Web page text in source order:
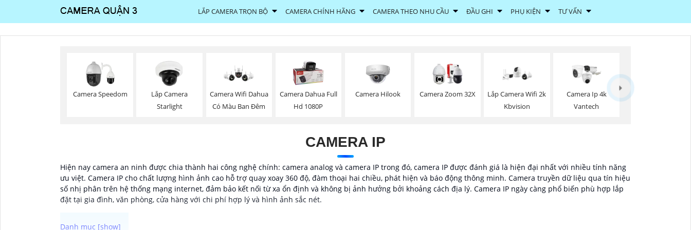
LẮP CAMERA TRỌN BỘ CAMERA CHÍNH HÃNG CAMERA THEO NHU CẦU ĐẦU GHI PHỤ KIỆN TƯ VẤN
Camera Speedom
Lắp Camera
Starlight
Camera Wifi Dahua
Có Màu Ban Đêm
Camera Dahua Full
Hd 1080P
Camera Hilook Camera Zoom 32X
Lắp Camera Wifi 2k
Kbvision
Camera Ip 4k
Vantech
CAMERA IP
Hiện nay camera an ninh được chia thành hai công nghệ chính: camera analog và camera IP trong đó, camera IP được đánh giá là hiện đại nhất với nhiều tính năng
ưu việt. Camera IP cho chất lượng hình ảnh cao hỗ trợ quay xoay 360 độ, đàm thoại hai chiều, phát hiện và báo động thông minh. Camera truyền dữ liệu qua tín hiệu
số nhị phân trên hệ thống mạng internet, đảm bảo kết nối từ xa ổn định và không bị ảnh hưởng bởi khoảng cách địa lý. Camera IP ngày càng phổ biến phù hợp lắp
đặt tại gia đình, văn phòng, cửa hàng với chi phí hợp lý và hình ảnh sắc nét.